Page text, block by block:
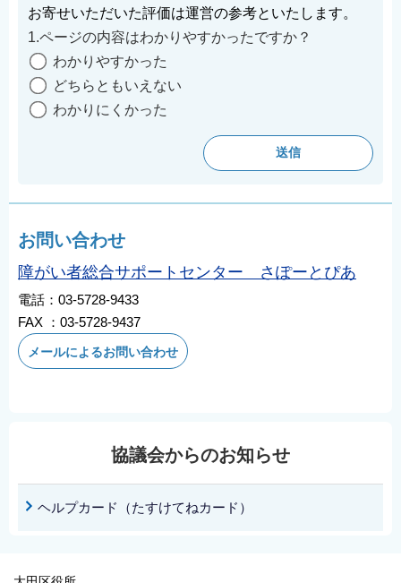
お寄せいただいた評価は運営の参考といたします。
1.ページの内容はわかりやすかったですか？
わかりやすかった
どちらともいえない
わかりにくかった
お問い合わせ
障がい者総合サポートセンター さぽーとぴあ
電話：03-5728-9433
FAX ：03-5728-9437
メールによるお問い合わせ
協議会からのお知らせ
ヘルプカード（たすけてねカード）